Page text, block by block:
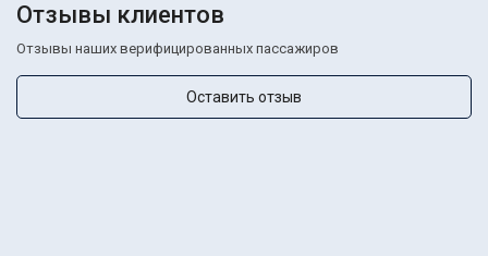
Отзывы клиентов
Отзывы наших верифицированных пассажиров
Оставить отзыв